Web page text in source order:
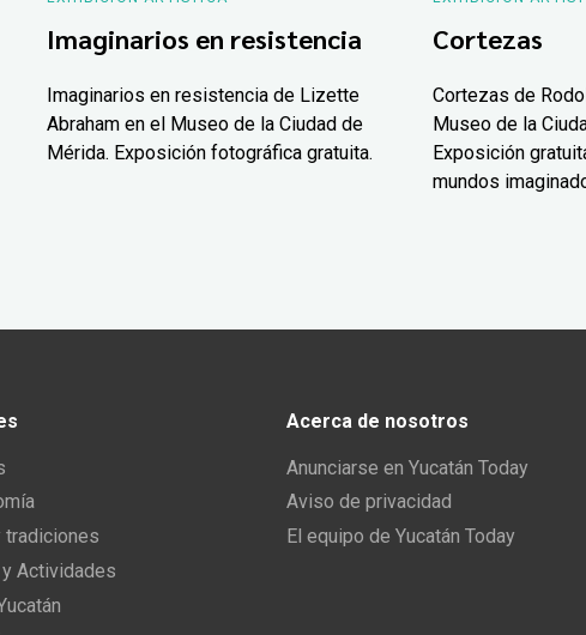
Imaginarios en resistencia
Imaginarios en resistencia de Lizette
Abraham en el Museo de la Ciudad de
Mérida. Exposición fotográfica gratuita.
Cortezas
Cortezas de
Museo de la
Exposición
mundos
tradiciones
Actividades
Acerca de nosotros
Anunciarse en Yucatán Today
Aviso de privacidad
El equipo de Yucatán Today